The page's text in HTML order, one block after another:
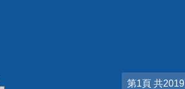
第1頁 共